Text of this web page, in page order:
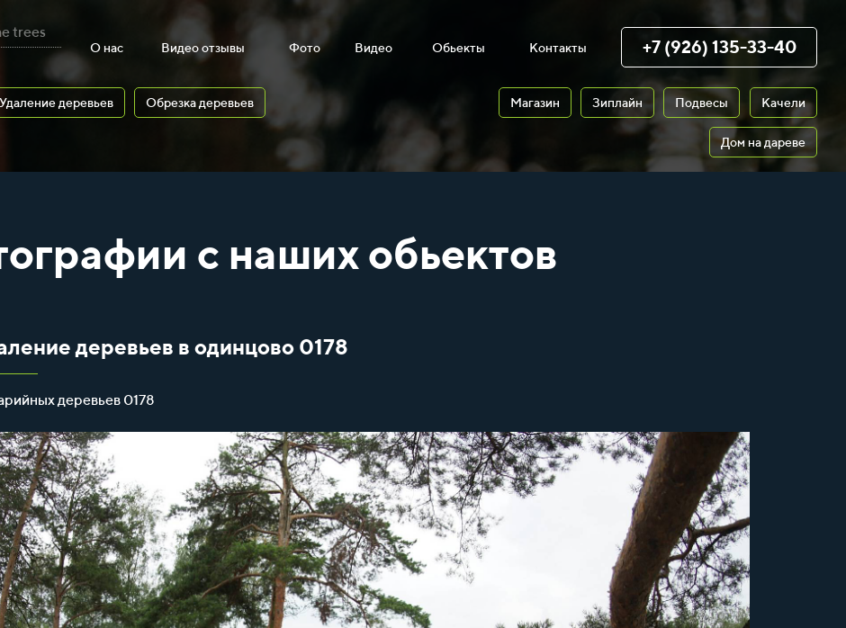
trees
О нас Видео отзывы Фото Видео Обьекты Контакты +7 (926) 135-33-40
Удаление деревьев Обрезка деревьев Магазин Зиплайн Подвесы Качели
Дом на дареве
с наших обьектов
деревьев в одинцово 0178
деревьев 0178